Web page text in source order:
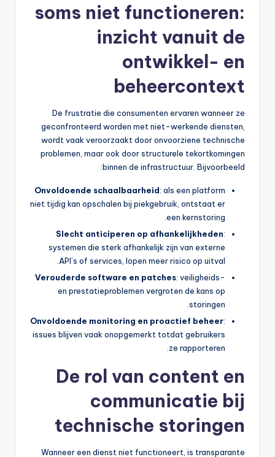
soms niet functioneren:
inzicht vanuit de
ontwikkel- en
beheercontext
De frustratie die consumenten ervaren wanneer ze
geconfronteerd worden met niet-werkende diensten,
wordt vaak veroorzaakt door onvoorziene technische
problemen, maar ook door structurele tekortkomingen
binnen de infrastructuur. Bijvoorbeeld:
Onvoldoende schaalbaarheid: als een platform
niet tijdig kan opschalen bij piekgebruik, ontstaat er
een kernstoring.
Slecht anticiperen op afhankelijkheden:
systemen die sterk afhankelijk zijn van externe
API’s of services, lopen meer risico op uitval.
Verouderde software en patches: veiligheids-
en prestatieproblemen vergroten de kans op
storingen.
Onvoldoende monitoring en proactief beheer:
issues blijven vaak onopgemerkt totdat gebruikers
ze rapporteren.
De rol van content en
communicatie bij
technische storingen
Wanneer een dienst niet functioneert, is transparante